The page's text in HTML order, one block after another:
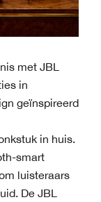
met JBL
in
geïnspireerd
in huis.
smart
luisteraars
De JBL